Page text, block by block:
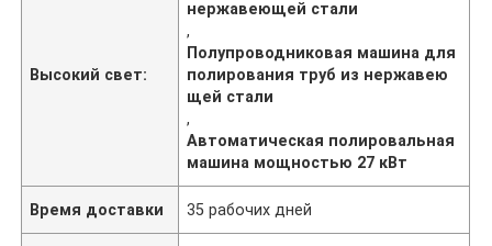
Высокий свет:
нержавеющей стали
,
Полупроводниковая машина для
полирования труб из нержавею
щей стали
,
Автоматическая полировальная
машина мощностью 27 кВт
Время доставки 35 рабочих дней